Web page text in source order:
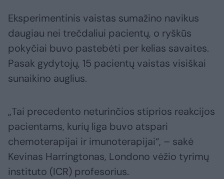
Eksperimentinis vaistas sumažino navikus
daugiau nei trečdaliui pacientų, o ryškūs
pokyčiai buvo pastebėti per kelias savaites.
Pasak gydytojų, 15 pacientų vaistas visiškai
sunaikino auglius.
„Tai precedento neturinčios stiprios reakcijos
pacientams, kurių liga buvo atspari
chemoterapijai ir imunoterapijai“, – sakė
Kevinas Harringtonas, Londono vėžio tyrimų
instituto (ICR) profesorius.